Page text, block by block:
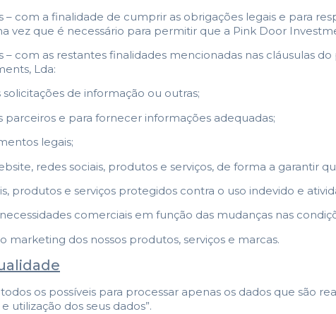
– com a finalidade de cumprir as obrigações legais e para
vez que é necessário para permitir que a Pink Door
– com as restantes finalidades mencionadas nas cláusulas
Lda:
de informação ou outras;
parceiros e para fornecer informações adequadas;
legais;
redes sociais, produtos e serviços, de forma a garantir
produtos e serviços protegidos contra o uso indevido e
comerciais em função das mudanças nas
dos nossos produtos, serviços e marcas.
os possíveis para processar apenas os dados que são
utilização dos seus dados”.